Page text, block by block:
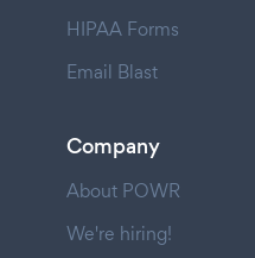
HIPAA Forms
Email Blast
Company
About POWR
We're hiring!